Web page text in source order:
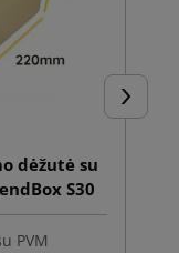
Tęsti
dėžutė su
S30
PVM